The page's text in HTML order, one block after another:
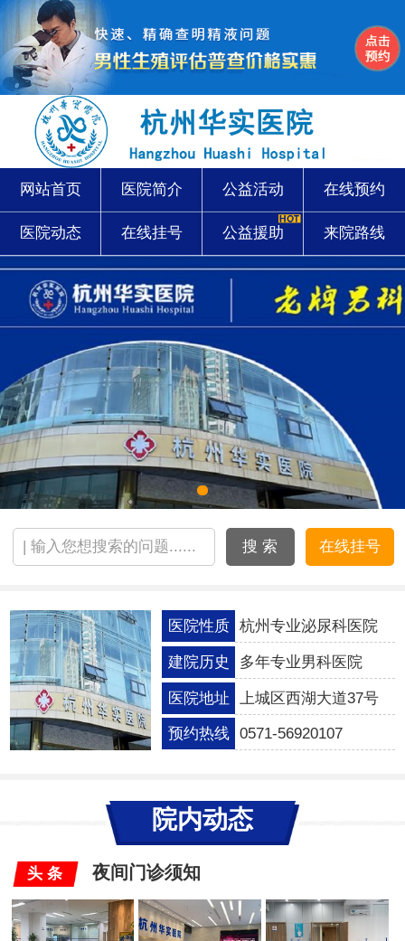
网站首页 医院简介 公益活动 在线预约
医院动态 在线挂号 公益援助 来院路线
搜 索 在线挂号
医院性质 杭州专业泌尿科医院
建院历史 多年专业男科医院
医院地址 上城区西湖大道37号
预约热线 0571-56920107
院内动态
头 条 夜间门诊须知